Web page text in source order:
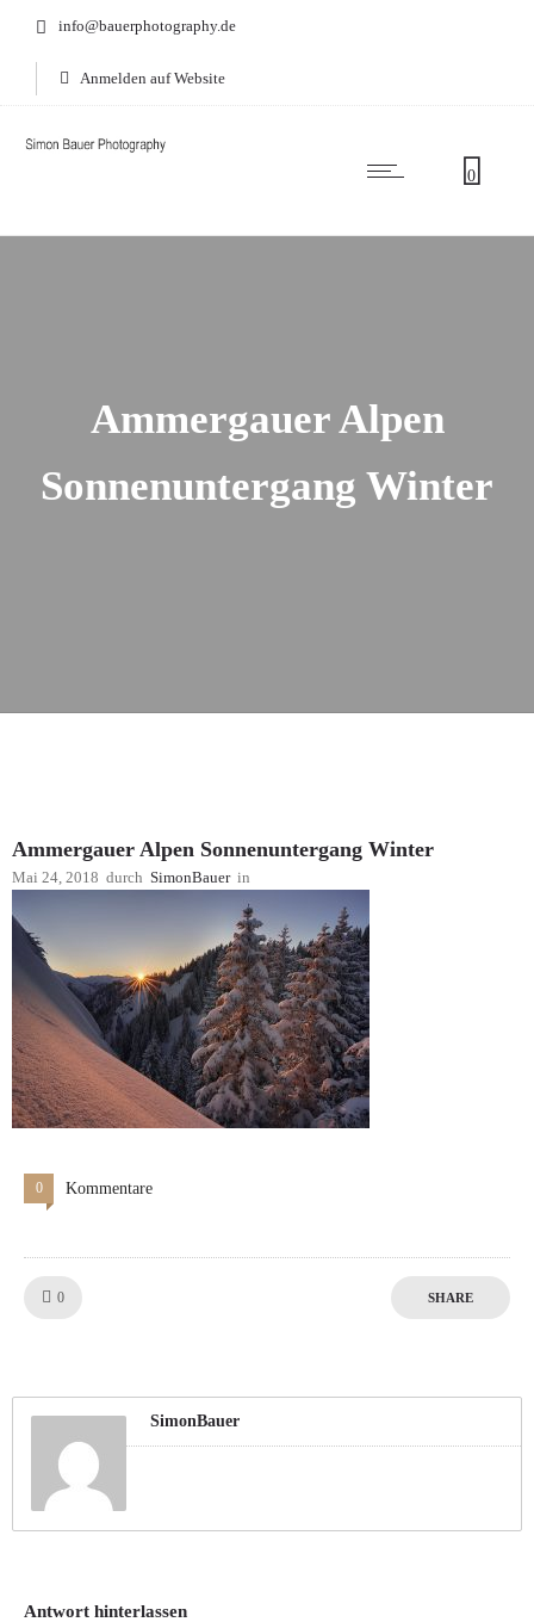
info@bauerphotography.de
Anmelden auf Website
0
Ammergauer Alpen
Sonnenuntergang Winter
Ammergauer Alpen Sonnenuntergang Winter
Mai 24, 2018 durch SimonBauer in
0 Kommentare
0 SHARE
SimonBauer
Antwort hinterlassen